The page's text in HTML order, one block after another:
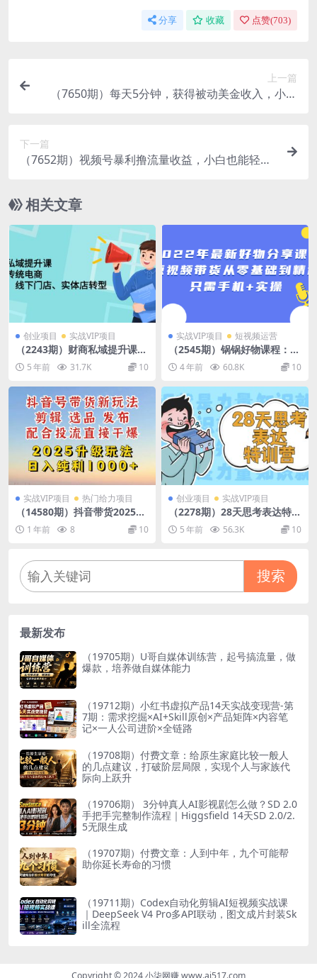
分享 收藏 点赞(703)
上一篇
（7650期）每天5分钟，获得被动美金收入，小白
下一篇
（7652期）视频号暴利撸流量收益，小白也能轻松
相关文章
创业项目 实战VIP项目
（2243期）财商私域提升课，
帮助传统电商、微商、线下门
店、实体店转型
5 年前 31.7K 10
实战VIP项目 短视频运营
（2545期）锅锅好物课程：短
视频带货从零基础到精通，只
需手机+实操
4 年前 60.8K 10
实战VIP项目 热门给力项目
（14580期）抖音带货2025升
级新玩法，超详细实操来袭，
从起号到剪辑，再到选品，
1 年前 8 10
创业项目 实战VIP项目
（2278期）28天思考表达特训
营：基础阶段、系统精讲、知
识拓展、进阶提高、案例实践
5 年前 56.3K 10
搜索
最新发布
（19705期）U哥自媒体训练营，起号搞流量，做
爆款，培养做自媒体能力
（19712期）小红书虚拟产品14天实战变现营-第
7期：需求挖掘×AI+Skill原创×产品矩阵×内容笔
记×一人公司进阶×全链路
（19708期）付费文章：给原生家庭比较一般人
的几点建议，打破阶层局限，实现个人与家族代
际向上跃升
（19706期） 3分钟真人AI影视剧怎么做？SD 2.0
手把手完整制作流程｜Higgsfield 14天SD 2.0/2.
5无限生成
（19707期）付费文章：人到中年，九个可能帮
助你延长寿命的习惯
（19711期）Codex自动化剪辑AI短视频实战课
｜DeepSeek V4 Pro多API联动，图文成片封装Sk
ill全流程
Copyright © 2024 小柒网赚 www.ai517.com